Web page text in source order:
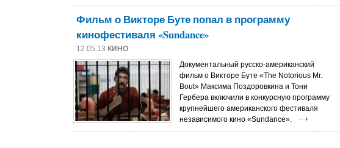
Фильм о Викторе Буте попал в программу
кинофестиваля «Sundance»
12.05.13 КИНО
Документальный русско-американский
фильм о Викторе Буте «The Notorious Mr.
Bout» Максима Поздоровкина и Тони
Гербера включили в конкурсную программу
крупнейшего американского фестиваля
независимого кино «Sundance».